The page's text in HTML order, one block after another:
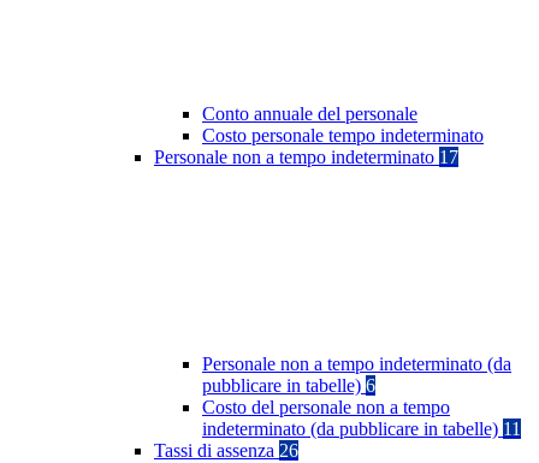
Conto annuale del personale
Costo personale tempo indeterminato
Personale non a tempo indeterminato 17
Personale non a tempo indeterminato (da
pubblicare in tabelle) 6
Costo del personale non a tempo
indeterminato (da pubblicare in tabelle) 11
Tassi di assenza 26